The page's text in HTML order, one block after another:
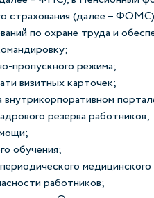
страхования (далее –
по охране труда и
пропускного режима;
визитных карточек;
резерва работников;
обучения;
работников;